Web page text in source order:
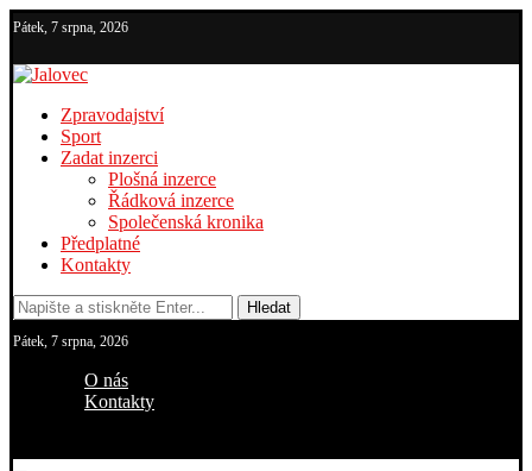
Pátek, 7 srpna, 2026
Zpravodajství
Sport
Zadat inzerci
Plošná inzerce
Řádková inzerce
Společenská kronika
Předplatné
Kontakty
Hledat
Pátek, 7 srpna, 2026
O nás
Kontakty